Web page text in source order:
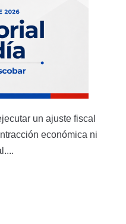
un ajuste fiscal
económica ni